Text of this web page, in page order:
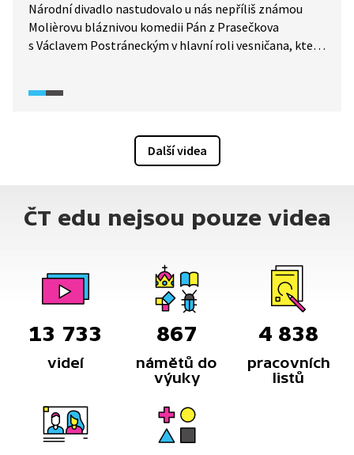
Národní divadlo nastudovalo u nás nepříliš známou
Molièrovu bláznivou komedii Pán z Prasečkova
s Václavem Postráneckým v hlavní roli vesničana, který
oblíbené komedie, u nás se moc nehraje, přestože je
Další videa
ČT edu nejsou pouze videa
13 733
videí
867
námětů do
výuky
4 838
pracovních
listů